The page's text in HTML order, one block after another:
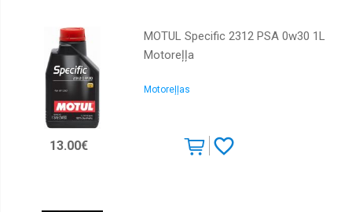
MOTUL Specific 2312 PSA 0w30 1L
Motoreļļa
Motoreļļas
13.00€